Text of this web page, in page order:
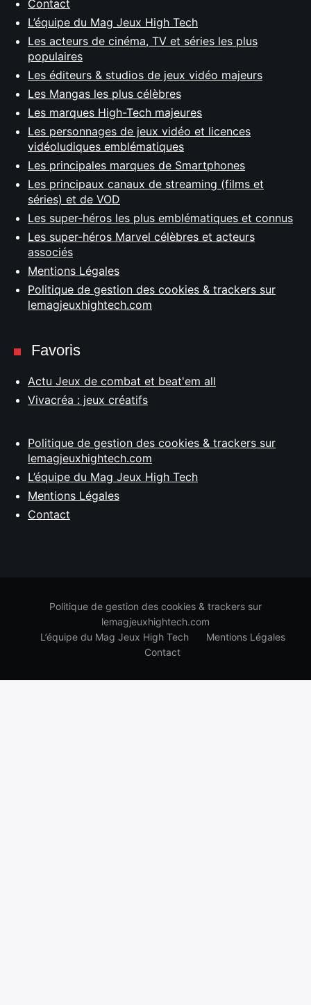
Contact
L’équipe du Mag Jeux High Tech
Les acteurs de cinéma, TV et séries les plus
populaires
Les éditeurs & studios de jeux vidéo majeurs
Les Mangas les plus célèbres
Les marques High-Tech majeures
Les personnages de jeux vidéo et licences
vidéoludiques emblématiques
Les principales marques de Smartphones
Les principaux canaux de streaming (films et
séries) et de VOD
Les super-héros les plus emblématiques et connus
Les super-héros Marvel célèbres et acteurs
associés
Mentions Légales
Politique de gestion des cookies & trackers sur
lemagjeuxhightech.com
Favoris
Actu Jeux de combat et beat'em all
Vivacréa : jeux créatifs
Politique de gestion des cookies & trackers sur
lemagjeuxhightech.com
L’équipe du Mag Jeux High Tech
Mentions Légales
Contact
Politique de gestion des cookies & trackers sur
lemagjeuxhightech.com
L’équipe du Mag Jeux High Tech
Mentions Légales
Contact